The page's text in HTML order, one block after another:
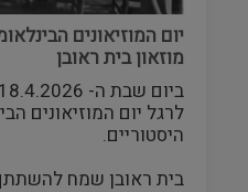
יום המוזיאונים
מוזאון בית ראובן
לרגל יום המוזיאונים
היסטוריים.
בית ראובן שמח